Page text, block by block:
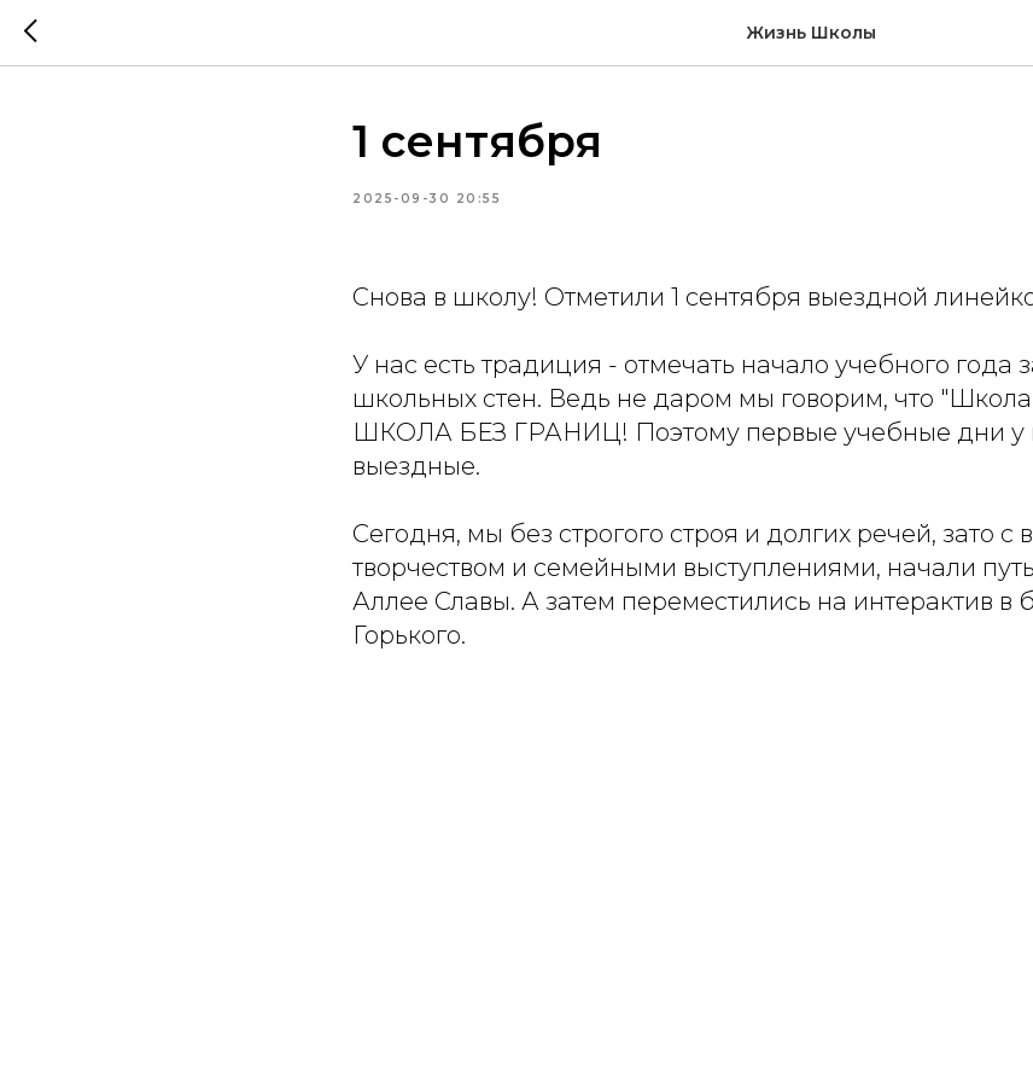
Жизнь Школы
1 сентября
2025-09-30 20:55
Снова в школу! Отметили 1 сентября выездной
У нас есть традиция - отмечать начало учебного года
школьных стен. Ведь не даром мы говорим, что "Школа
ШКОЛА БЕЗ ГРАНИЦ! Поэтому первые учебные дни у
выездные.
Сегодня, мы без строгого строя и долгих речей, зато
творчеством и семейными выступлениями, начали
Аллее Славы. А затем переместились на интерактив в
Горького.